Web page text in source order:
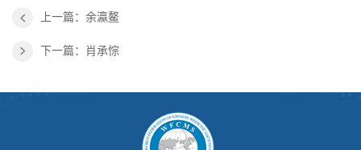
上一篇：余瀛鳌
下一篇：肖承悰